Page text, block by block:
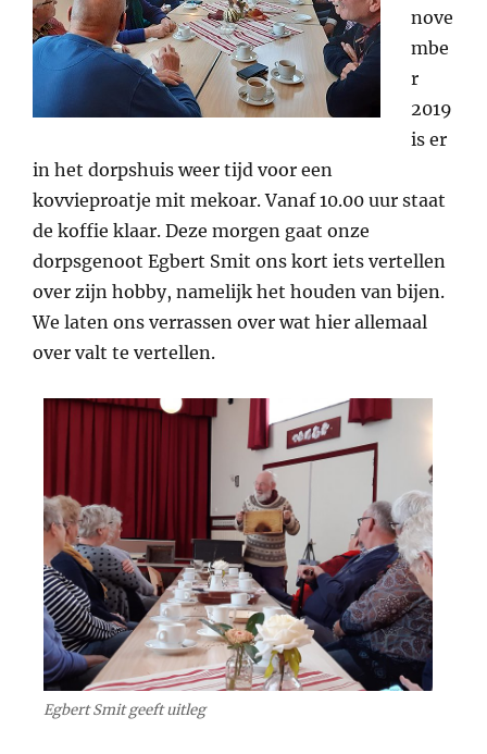
nove
mbe
r
2019
is er
in het dorpshuis weer tijd voor een
kovvieproatje mit mekoar. Vanaf 10.00 uur staat
de koffie klaar. Deze morgen gaat onze
dorpsgenoot Egbert Smit ons kort iets vertellen
over zijn hobby, namelijk het houden van bijen.
We laten ons verrassen over wat hier allemaal
over valt te vertellen.
Egbert Smit geeft uitleg